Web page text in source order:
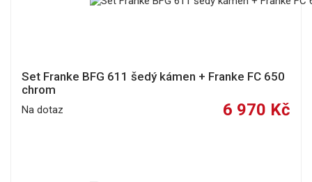
Set Franke BFG 611 šedý kámen + Franke FC 650
chrom
Na dotaz 6 970 Kč